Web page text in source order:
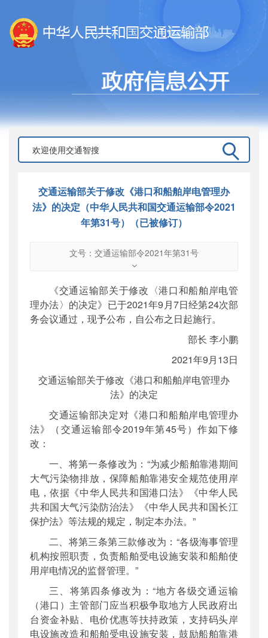
交通运输部关于修改《港口和船舶岸电管理办
法》的决定（中华人民共和国交通运输部令2021
年第31号）（已被修订）
文号：交通运输部令2021年第31号
交通运输部令2021年第31号
公开日期：2021年09月22日
主题词：
港口;船舶;岸电管理
《交通运输部关于修改〈港口和船舶岸电管
理办法〉的决定》已于2021年9月7日经第24次部
务会议通过，现予公布，自公布之日起施行。
部长 李小鹏
2021年9月13日
交通运输部关于修改《港口和船舶岸电管理办
法》的决定
交通运输部决定对《港口和船舶岸电管理办
法》（交通运输部令2019年第45号）作如下修
改：
一、将第一条修改为：“为减少船舶靠港期间
大气污染物排放，保障船舶靠港安全规范使用岸
电，依据《中华人民共和国港口法》《中华人民
共和国大气污染防治法》《中华人民共和国长江
保护法》等法规的规定，制定本办法。”
二、将第三条第三款修改为：“各级海事管理
机构按照职责，负责船舶受电设施安装和船舶使
用岸电情况的监督管理。”
三、将第四条修改为：“地方各级交通运输
（港口）主管部门应当积极争取地方人民政府出
台资金补贴、电价优惠等扶持政策，支持码头岸
电设施改造和船舶受电设施安装，鼓励船舶靠港